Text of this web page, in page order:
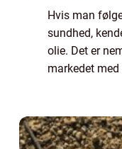
Hvis man
sundhed,
olie. Det er
markedet
CBD ...